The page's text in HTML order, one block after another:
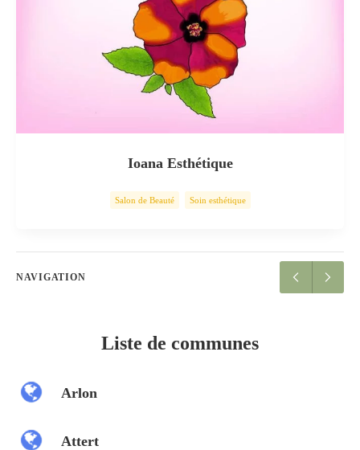
Ioana Esthétique
Salon de Beauté Soin esthétique
NAVIGATION
Liste de communes
Arlon
Attert